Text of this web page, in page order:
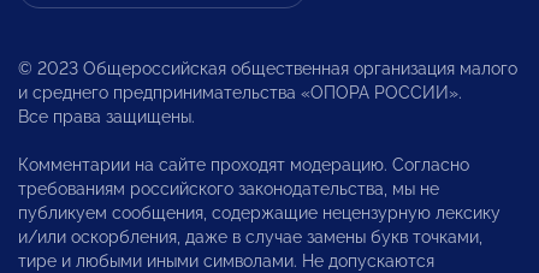
© 2023 Общероссийская общественная организация малого
и среднего предпринимательства «ОПОРА РОССИИ».
Все права защищены.
Комментарии на сайте проходят модерацию. Согласно
требованиям российского законодательства, мы не
публикуем сообщения, содержащие нецензурную лексику
и/или оскорбления, даже в случае замены букв точками,
тире и любыми иными символами. Не допускаются